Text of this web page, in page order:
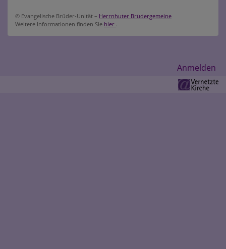
© Evangelische Brüder-Unität – Herrnhuter Brüdergemeine
Weitere Informationen finden Sie hier
Anmelden